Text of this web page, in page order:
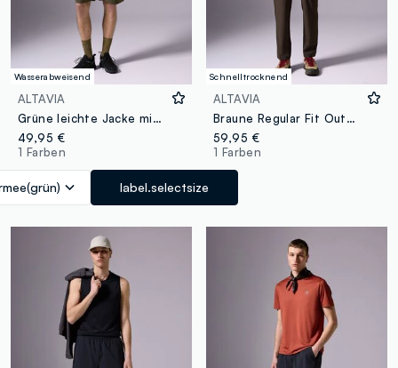
Wasserabweisend
ALTAVIA
Grüne leichte Jacke mit Kapuze
49,95 €
1 Farben
label.selectsize
Schnelltrocknend
ALTAVIA
Braune Regular Fit Outdoor-Hose aus Stretchmaterial
59,95 €
1 Farben